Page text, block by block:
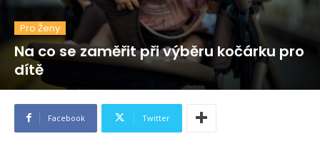
Pro Ženy
Na co se zaměřit při výběru kočárku pro
dítě
Facebook Twitter